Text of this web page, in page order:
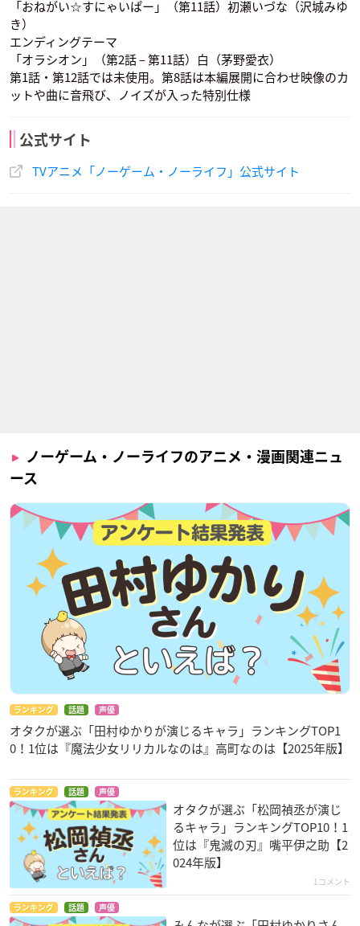
「おねがい☆すにゃいぱー」（第11話）初瀬いづな（沢城みゆ
き）
エンディングテーマ
「オラシオン」（第2話 – 第11話）白（茅野愛衣）
第1話・第12話では未使用。第8話は本編展開に合わせ映像のカ
ットや曲に音飛び、ノイズが入った特別仕様
公式サイト
TVアニメ「ノーゲーム・ノーライフ」公式サイト
ノーゲーム・ノーライフのアニメ・漫画関連ニュ
ース
ランキング 話題 声優
オタクが選ぶ「田村ゆかりが演じるキャラ」ランキングTOP1
0！1位は『魔法少女リリカルなのは』高町なのは【2025年版】
ランキング 話題 声優
オタクが選ぶ「松岡禎丞が演じ
るキャラ」ランキングTOP10！1
位は『鬼滅の刃』嘴平伊之助【2
024年版】
1コメント
ランキング 話題 声優